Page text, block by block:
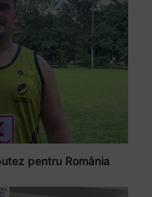
pentru România